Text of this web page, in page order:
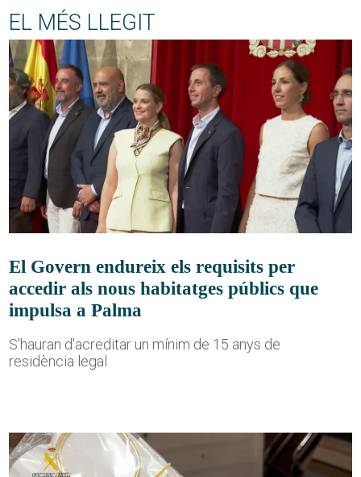
EL MÉS LLEGIT
El Govern endureix els requisits per
accedir als nous habitatges públics que
impulsa a Palma
S'hauran d'acreditar un mínim de 15 anys de
residència legal